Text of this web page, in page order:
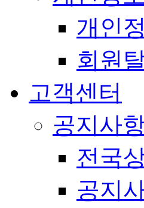
개인
회원
고객센터
공지사
전국
공지